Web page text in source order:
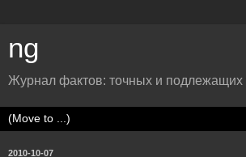
ng
Журнал фактов: точных и подлежащих
2010-10-07